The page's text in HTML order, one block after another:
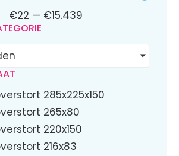
€22 — €15.439
285x225x150
265x80
220x150
216x83